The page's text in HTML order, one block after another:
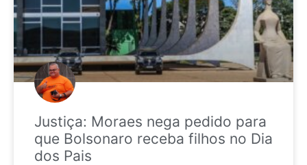
Justiça: Moraes nega pedido para
que Bolsonaro receba filhos no Dia
dos Pais